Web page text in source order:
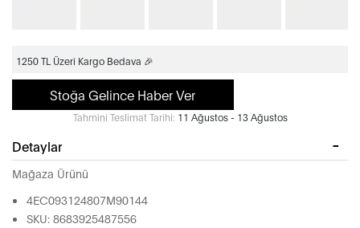
1250 TL Üzeri Kargo Bedava 🎉
Stoğa Gelince Haber Ver
Tahmini Teslimat Tarihi: 11 Ağustos - 13 Ağustos
Detaylar
Mağaza Ürünü
4EC093124807M90144
SKU: 8683925487556